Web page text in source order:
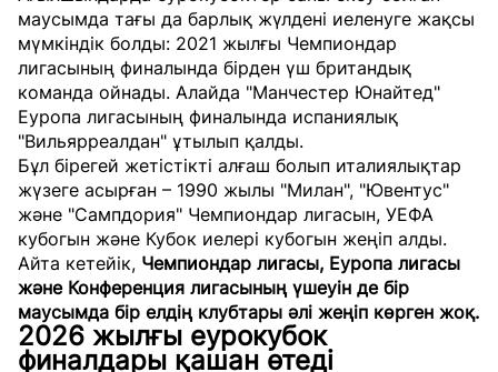
маусымда тағы да барлық жүлдені иеленуге жақсы
мүмкіндік болды: 2021 жылғы Чемпиондар
лигасының финалында бірден үш британдық
команда ойнады. Алайда "Манчестер Юнайтед"
Еуропа лигасының финалында испаниялық
"Вильярреалдан" ұтылып қалды.
Бұл бірегей жетістікті алғаш болып италиялықтар
жүзеге асырған – 1990 жылы "Милан", "Ювентус"
және "Сампдория" Чемпиондар лигасын, УЕФА
кубогын және Кубок иелері кубогын жеңіп алды.
Айта кетейік, Чемпиондар лигасы, Еуропа лигасы
және Конференция лигасының үшеуін де бір
маусымда бір елдің клубтары әлі жеңіп көрген жоқ.
2026 жылғы еурокубок
финалдары қашан өтеді